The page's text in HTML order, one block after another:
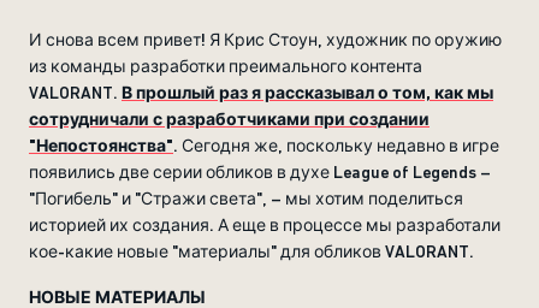
И снова всем привет! Я Крис Стоун, художник по оружию
из команды разработки преимального контента
VALORANT. В прошлый раз я рассказывал о том, как мы
сотрудничали с разработчиками при создании
"Непостоянства". Сегодня же, поскольку недавно в игре
появились две серии обликов в духе League of Legends –
"Погибель" и "Стражи света", – мы хотим поделиться
историей их создания. А еще в процессе мы разработали
кое-какие новые "материалы" для обликов VALORANT.
НОВЫЕ МАТЕРИАЛЫ